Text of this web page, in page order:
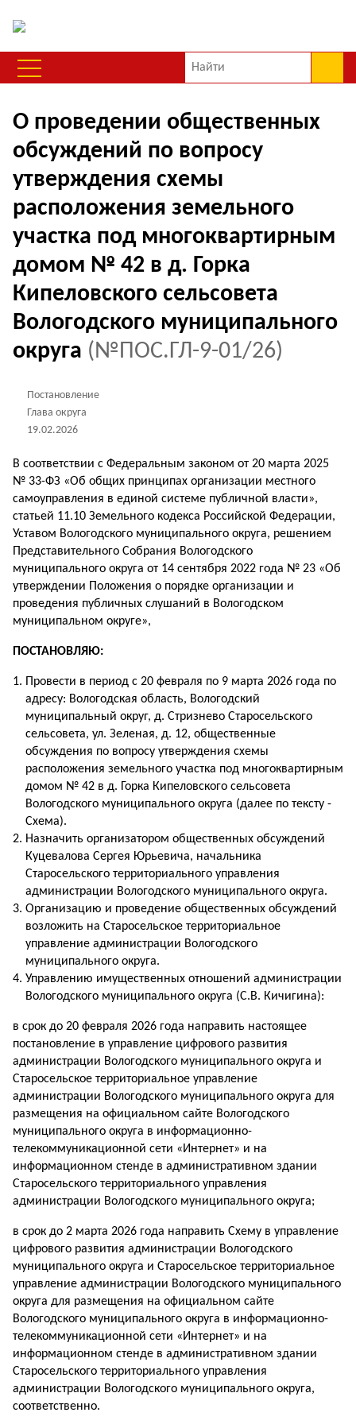
О проведении общественных
обсуждений по вопросу
утверждения схемы
расположения земельного
участка под многоквартирным
домом № 42 в д. Горка
Кипеловского сельсовета
Вологодского муниципального
округа (№ПОС.ГЛ-9-01/26)
Постановление
Глава округа
19.02.2026
В соответствии с Федеральным законом от 20 марта 2025
№ 33-ФЗ «Об общих принципах организации местного
самоуправления в единой системе публичной власти»,
статьей 11.10 Земельного кодекса Российской Федерации,
Уставом Вологодского муниципального округа, решением
Представительного Собрания Вологодского
муниципального округа от 14 сентября 2022 года № 23 «Об
утверждении Положения о порядке организации и
проведения публичных слушаний в Вологодском
муниципальном округе»,
ПОСТАНОВЛЯЮ:
Провести в период с 20 февраля по 9 марта 2026 года по
адресу: Вологодская область, Вологодский
муниципальный округ, д. Стризнево Старосельского
сельсовета, ул. Зеленая, д. 12, общественные
обсуждения по вопросу утверждения схемы
расположения земельного участка под многоквартирным
домом № 42 в д. Горка Кипеловского сельсовета
Вологодского муниципального округа (далее по тексту -
Схема).
Назначить организатором общественных обсуждений
Куцевалова Сергея Юрьевича, начальника
Старосельского территориального управления
администрации Вологодского муниципального округа.
Организацию и проведение общественных обсуждений
возложить на Старосельское территориальное
управление администрации Вологодского
муниципального округа.
Управлению имущественных отношений администрации
Вологодского муниципального округа (С.В. Кичигина):
в срок до 20 февраля 2026 года направить настоящее
постановление в управление цифрового развития
администрации Вологодского муниципального округа и
Старосельское территориальное управление
администрации Вологодского муниципального округа для
размещения на официальном сайте Вологодского
муниципального округа в информационно-
телекоммуникационной сети «Интернет» и на
информационном стенде в административном здании
Старосельского территориального управления
администрации Вологодского муниципального округа;
в срок до 2 марта 2026 года направить Схему в управление
цифрового развития администрации Вологодского
муниципального округа и Старосельское территориальное
управление администрации Вологодского муниципального
округа для размещения на официальном сайте
Вологодского муниципального округа в информационно-
телекоммуникационной сети «Интернет» и на
информационном стенде в административном здании
Старосельского территориального управления
администрации Вологодского муниципального округа,
соответственно.